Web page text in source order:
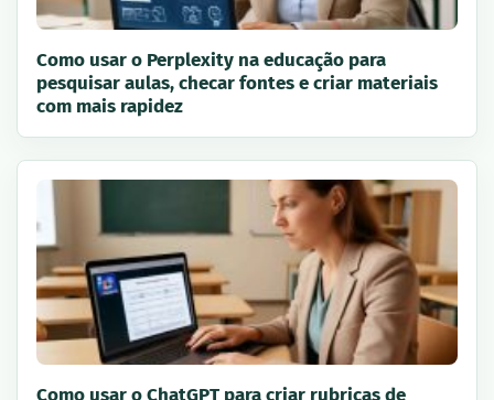
Como usar o Perplexity na educação para
pesquisar aulas, checar fontes e criar materiais
com mais rapidez
Como usar o ChatGPT para criar rubricas de